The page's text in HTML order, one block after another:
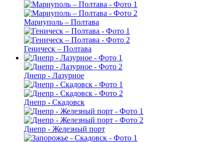
Мариуполь – Полтава
Геническ – Полтава
Днепр - Лазурное
Днепр - Скадовск
Днепр - Железный порт